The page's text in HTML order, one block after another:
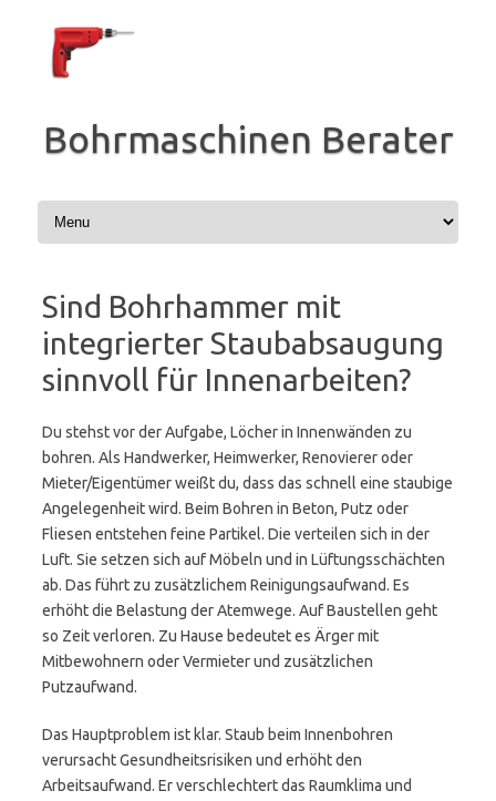
springen
Bohrmaschinen Berater
Sind Bohrhammer mit
integrierter Staubabsaugung
sinnvoll für Innenarbeiten?
Du stehst vor der Aufgabe, Löcher in Innenwänden zu
bohren. Als Handwerker, Heimwerker, Renovierer oder
Mieter/Eigentümer weißt du, dass das schnell eine staubige
Angelegenheit wird. Beim Bohren in Beton, Putz oder
Fliesen entstehen feine Partikel. Die verteilen sich in der
Luft. Sie setzen sich auf Möbeln und in Lüftungsschächten
ab. Das führt zu zusätzlichem Reinigungsaufwand. Es
erhöht die Belastung der Atemwege. Auf Baustellen geht
so Zeit verloren. Zu Hause bedeutet es Ärger mit
Mitbewohnern oder Vermieter und zusätzlichen
Putzaufwand.
Das Hauptproblem ist klar. Staub beim Innenbohren
verursacht Gesundheitsrisiken und erhöht den
Arbeitsaufwand. Er verschlechtert das Raumklima und